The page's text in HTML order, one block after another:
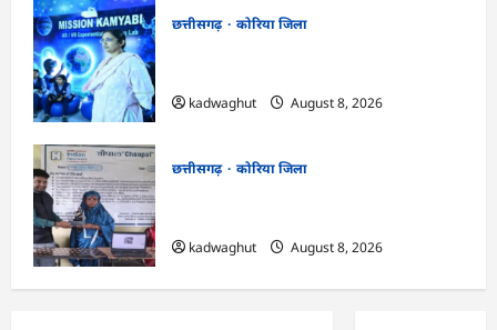
छत्तीसगढ़
कोरिया जिला
kadwaghut
August 8, 2026
छत्तीसगढ़
कोरिया जिला
kadwaghut
August 8, 2026